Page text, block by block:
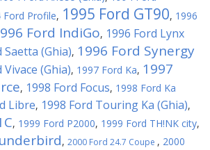
Ford Profile, 1995 Ford GT90, 1996
Ford IndiGo, 1996 Ford Lynx
Saetta (Ghia), 1996 Ford Synergy
Vivace (Ghia), 1997 Ford Ka, 1997
, 1998 Ford Focus, 1998 Ford Ka
Libre, 1998 Ford Touring Ka (Ghia),
, 1999 Ford P2000, 1999 Ford TH!NK city,
, 2000 Ford 24.7 Coupe , 2000